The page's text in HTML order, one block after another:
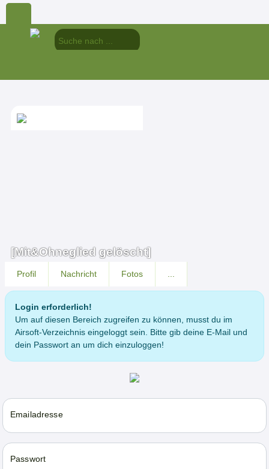
[Mit&Ohneglied gelöscht]
Profil Nachricht Fotos
Login erforderlich!
Um auf diesen Bereich zugreifen zu können, musst du im
Airsoft-Verzeichnis eingeloggt sein. Bitte gib deine E-Mail und
dein Passwort an um dich einzuloggen!
Emailadresse
Passwort